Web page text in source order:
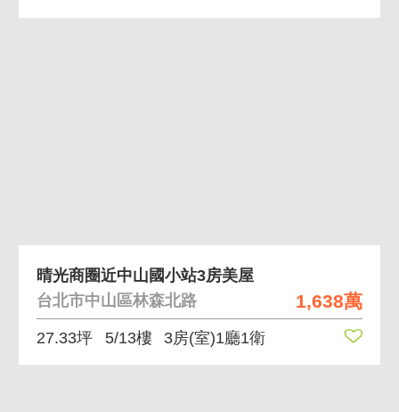
1,638萬
晴光商圈近中山國小站3房美屋
台北市中山區林森北路
27.33坪 5/13樓 3房(室)1廳1衛